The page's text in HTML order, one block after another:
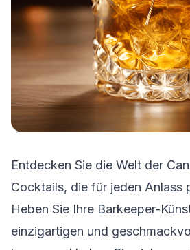
Entdecken Sie die Welt der
Cocktails, die für jeden Anlass
Heben Sie Ihre Barkeeper-
einzigartigen und